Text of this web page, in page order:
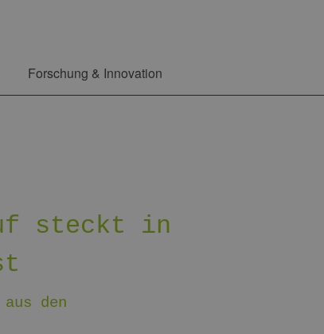
Forschung & Innovation
steckt in
den